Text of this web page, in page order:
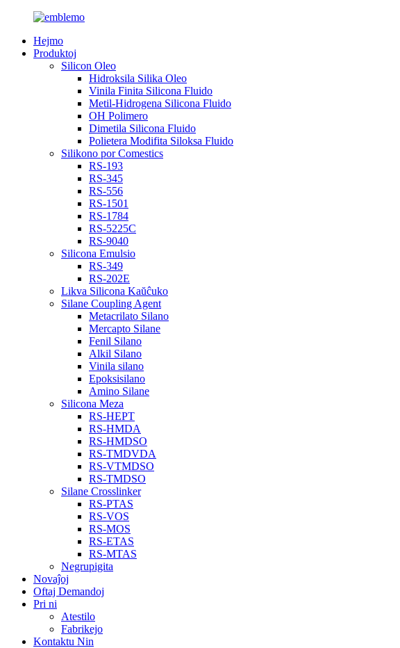
Hejmo
Produktoj
Silicon Oleo
Hidroksila Silika Oleo
Vinila Finita Silicona Fluido
Metil-Hidrogena Silicona Fluido
OH Polimero
Dimetila Silicona Fluido
Polietera Modifita Siloksa Fluido
Silikono por Comestics
RS-193
RS-345
RS-556
RS-1501
RS-1784
RS-5225C
RS-9040
Silicona Emulsio
RS-349
RS-202E
Likva Silicona Kaŭĉuko
Silane Coupling Agent
Metacrilato Silano
Mercapto Silane
Fenil Silano
Alkil Silano
Vinila silano
Epoksisilano
Amino Silane
Silicona Meza
RS-HEPT
RS-HMDA
RS-HMDSO
RS-TMDVDA
RS-VTMDSO
RS-TMDSO
Silane Crosslinker
RS-PTAS
RS-VOS
RS-MOS
RS-ETAS
RS-MTAS
Negrupigita
Novaĵoj
Oftaj Demandoj
Pri ni
Atestilo
Fabrikejo
Kontaktu Nin